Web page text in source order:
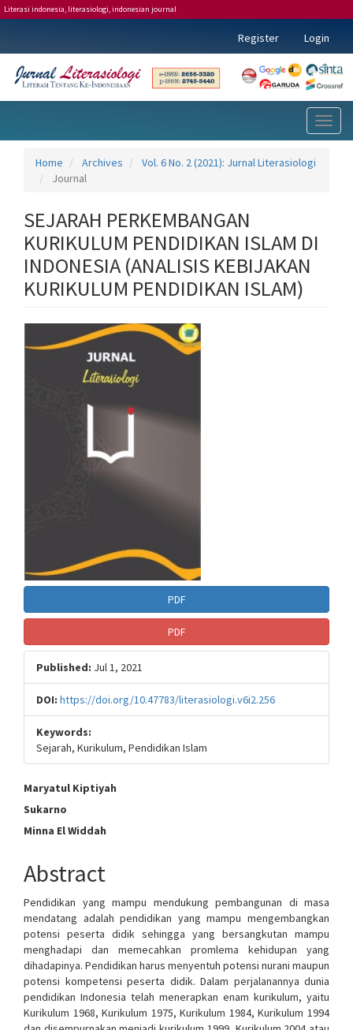
Literasi indonesia, literasiologi, indonesian journal
Main
Content
Sidebar
Register Login
Home
Archives
Vol. 6 No. 2 (2021): Jurnal Literasiologi
Journal
SEJARAH PERKEMBANGAN
KURIKULUM PENDIDIKAN ISLAM DI
INDONESIA (ANALISIS KEBIJAKAN
KURIKULUM PENDIDIKAN ISLAM)
Article
Sidebar
PDF
PDF
Published: Jul 1, 2021
DOI: https://doi.org/10.47783/literasiologi.v6i2.256
Keywords:
Sejarah, Kurikulum, Pendidikan Islam
Main
Article
Content
Maryatul Kiptiyah
Sukarno
Minna El Widdah
Abstract
Pendidikan yang mampu mendukung pembangunan di masa
mendatang adalah pendidikan yang mampu mengembangkan
potensi peserta didik sehingga yang bersangkutan mampu
menghadapi dan memecahkan promlema kehidupan yang
dihadapinya. Pendidikan harus menyentuh potensi nurani maupun
potensi kompetensi peserta didik. Dalam perjalanannya dunia
pendidikan Indonesia telah menerapkan enam kurikulum, yaitu
Kurikulum 1968, Kurikulum 1975, Kurikulum 1984, Kurikulum 1994